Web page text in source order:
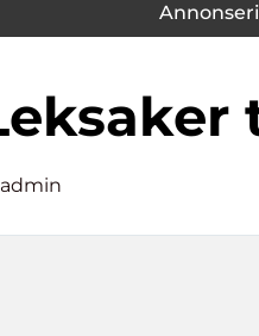
admin